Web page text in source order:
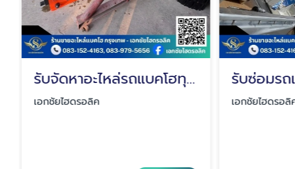
รับจัดหาอะไหล่รถแบคโฮทุกชนิด
เอกชัยไฮดรอลิค เอกชัยไฮดรอลิค